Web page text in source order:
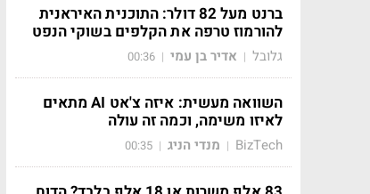
ברנט מעל 82 דולר: התוכנית האיראנית
להורמוז טרפה את הקלפים בשוקי הנפט
גלובל | אדיר בן עמי |
00:36
השוואה מעשית: איזה צ'אט AI מתאים
לאיזו משימה, וכמה זה עולה
BizTech
| מנדי הניג |
00:35